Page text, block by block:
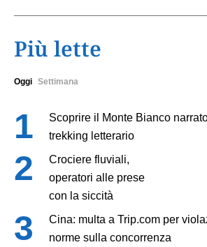
Più lette
Oggi Settimana
Scoprire il Monte Bianco
trekking letterario
Crociere fluviali,
operatori alle prese
con la siccità
Cina: multa a Trip.com per
norme sulla concorrenza